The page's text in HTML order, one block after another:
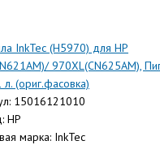
InkTec (Н5970) для HP
970XL(CN625AM),
л. (ориг.фасовка)
15016121010
HP
марка: InkTec